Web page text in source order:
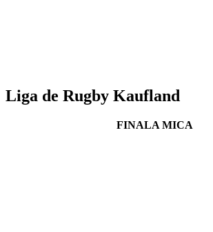
Liga de Rugby Kaufland
FINALA MICA